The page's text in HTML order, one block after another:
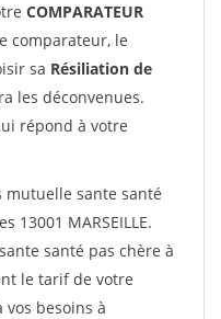
COMPARATEUR
comparateur, le
sa Résiliation de
les déconvenues.
répond à votre
mutuelle sante santé
13001 MARSEILLE.
santé pas chère à
le tarif de votre
besoins à